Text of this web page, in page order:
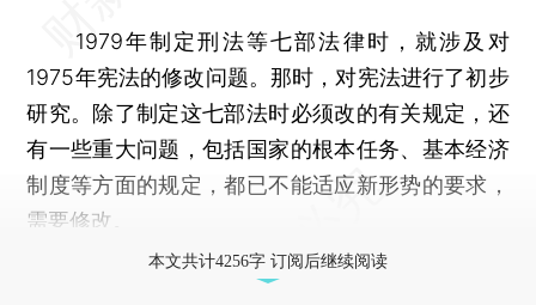
1979年制定刑法等七部法律时，就涉及对
1975年宪法的修改问题。那时，对宪法进行了初步
研究。除了制定这七部法时必须改的有关规定，还
有一些重大问题，包括国家的根本任务、基本经济
制度等方面的规定，都已不能适应新形势的要求，
需要修改。
本文共计4256字 订阅后继续阅读